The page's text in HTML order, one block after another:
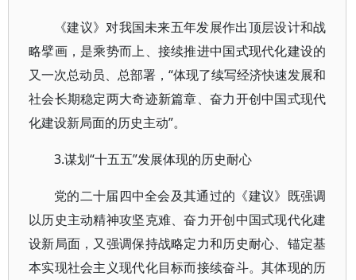
《建议》对我国未来五年发展作出顶层设计和战
略擘画，是乘势而上、接续推进中国式现代化建设的
又一次总动员、总部署，“体现了续写经济快速发展和
社会长期稳定两大奇迹新篇章、奋力开创中国式现代
化建设新局面的历史主动”。
3.谋划“十五五”发展体现的历史耐心
党的二十届四中全会及其通过的《建议》既强调
以历史主动精神攻坚克难、奋力开创中国式现代化建
设新局面，又强调保持战略定力和历史耐心、锚定基
本实现社会主义现代化目标而接续奋斗。其体现的历